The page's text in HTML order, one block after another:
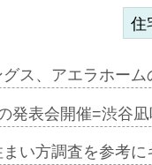
住
グス、アエラホー
発表会開催=渋谷
い方調査を参考